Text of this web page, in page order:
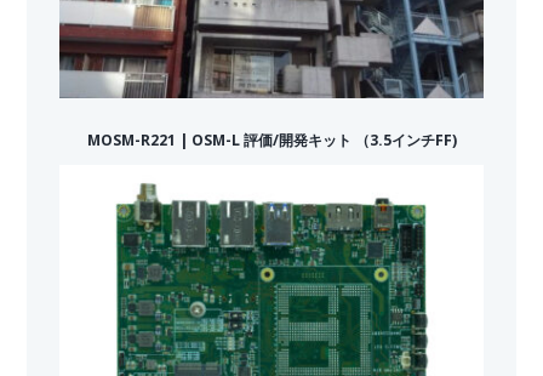
MOSM-R221 | OSM-L 評価/開発キット （3.5インチFF)